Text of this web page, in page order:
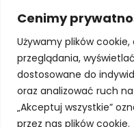
Cenimy
Używamy plików
przeglądania,
dostosowane do
oraz analizować ruch
„Akceptuj wszystkie”
przez nas plików cookie.
+48 510 070
090
SOLEC 81B LOK.
A66,
WARSZAWA
KLIENTA
Gwarancja